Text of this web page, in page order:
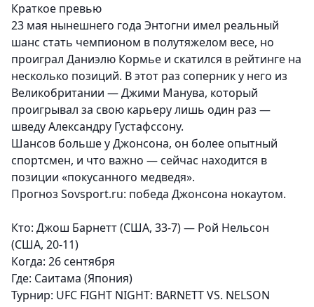
Краткое превью
23 мая нынешнего года Энтогни имел реальный
шанс стать чемпионом в полутяжелом весе, но
проиграл Даниэлю Кормье и скатился в рейтинге на
несколько позиций. В этот раз соперник у него из
Великобритании — Джими Манува, который
проигрывал за свою карьеру лишь один раз —
шведу Александру Густафссону.
Шансов больше у Джонсона, он более опытный
спортсмен, и что важно — сейчас находится в
позиции «покусанного медведя».
Прогноз Sovsport.ru: победа Джонсона нокаутом.
Кто: Джош Барнетт (США, 33-7) — Рой Нельсон
(США, 20-11)
Когда: 26 сентября
Где: Саитама (Япония)
Турнир: UFC FIGHT NIGHT: BARNETT VS. NELSON